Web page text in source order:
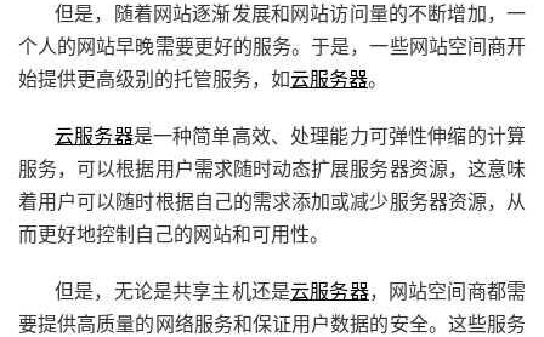
但是，随着网站逐渐发展和网站访问量的不断增加，一
个人的网站早晚需要更好的服务。于是，一些网站空间商开
始提供更高级别的托管服务，如云服务器。
云服务器是一种简单高效、处理能力可弹性伸缩的计算
服务，可以根据用户需求随时动态扩展服务器资源，这意味
着用户可以随时根据自己的需求添加或减少服务器资源，从
而更好地控制自己的网站和可用性。
但是，无论是共享主机还是云服务器，网站空间商都需
要提供高质量的网络服务和保证用户数据的安全。这些服务